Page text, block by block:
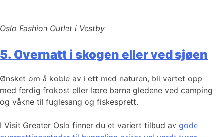
Oslo Fashion Outlet i Vestby
5. Overnatt i skogen eller ved sjøen
Ønsket om å koble av i ett med naturen, bli vartet opp
med ferdig frokost eller lære barna gledene ved camping
og våkne til fuglesang og fiskesprett.
I Visit Greater Oslo finner du et variert tilbud av gode